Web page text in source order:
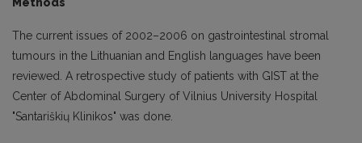
The current issues of 2002–2006 on gastrointestinal stromal
tumours in the Lithuanian and English languages have been
reviewed. A retrospective study of patients with GIST at the
Center of Abdominal Surgery of Vilnius University Hospital
"Santariškių Klinikos" was done.